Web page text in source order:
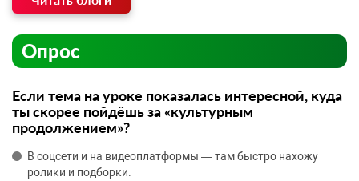
Опрос
Если тема на уроке показалась интересной, куда
ты скорее пойдёшь за «культурным
продолжением»?
В соцсети и на видеоплатформы — там быстро нахожу
ролики и подборки.